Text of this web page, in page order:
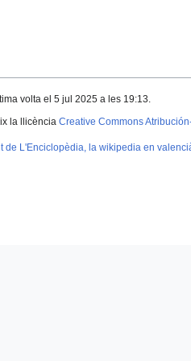
volta el 5 jul 2025 a les 19:13.
la llicència Creative Commons
de L'Enciclopèdia, la wikipedia en